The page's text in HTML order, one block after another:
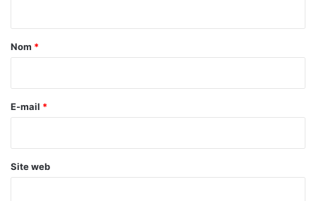
t
é
a
e
Nom *
E-mail *
Site web